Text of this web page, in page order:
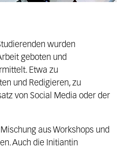
wurden
geboten und
Etwa zu
und Redigieren, zu
von Social Media oder der
aus Workshops und
Auch die Initiantin